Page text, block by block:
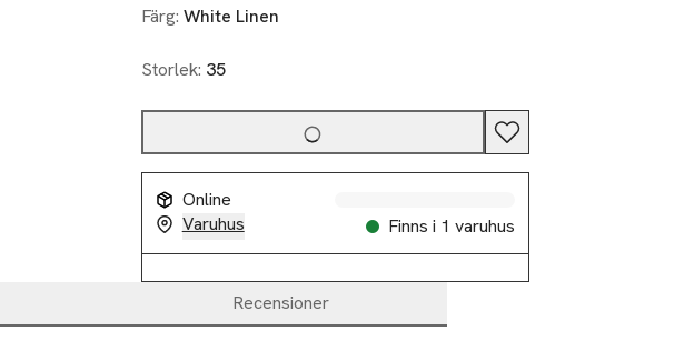
Färg: White Linen
Storlek: 35
Online
Varuhus
Finns i 1 varuhus
Recensioner